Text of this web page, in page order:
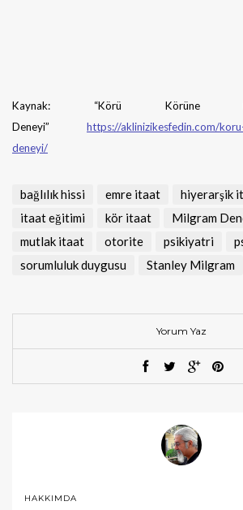
Kaynak: “Körü Körüne
Deneyi” https://aklinizikesfedin.com/
deneyi/
bağlılık hissi emre itaat hiyerarşik
itaat eğitimi
kör itaat
Milgram
mutlak itaat
otorite psikiyatri
sorumluluk duygusu
Stanley Milgram
Yorum Yaz
HAKKIMDA